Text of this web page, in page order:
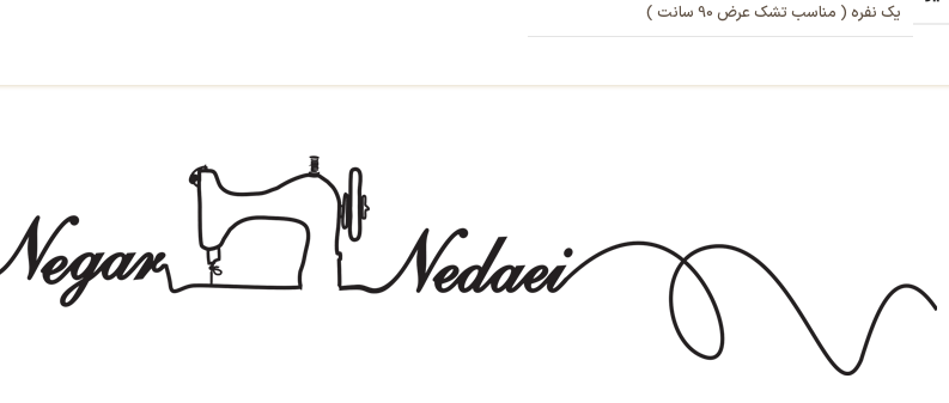
یک نفره ( مناسب تشک عرض 90 سانت )